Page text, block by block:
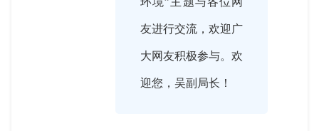
友进行交流，欢迎广
大网友积极参与。欢
迎您，吴副局长！